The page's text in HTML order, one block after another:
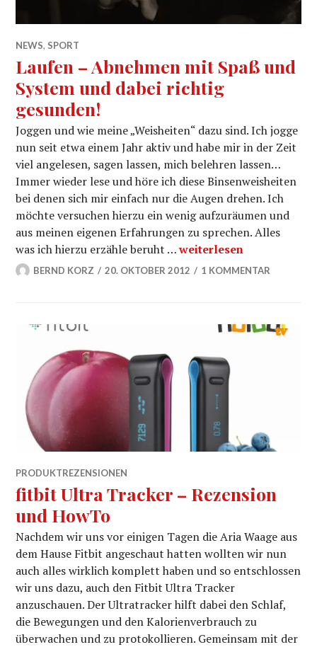
NEWS, SPORT
Laufen – Abnehmen mit Spaß und
System und dabei richtig
gesunden!
Joggen und wie meine „Weisheiten“ dazu sind. Ich jogge
nun seit etwa einem Jahr aktiv und habe mir in der Zeit
viel angelesen, sagen lassen, mich belehren lassen…
Immer wieder lese und höre ich diese Binsenweisheiten
bei denen sich mir einfach nur die Augen drehen. Ich
möchte versuchen hierzu ein wenig aufzuräumen und
aus meinen eigenen Erfahrungen zu sprechen. Alles
was ich hierzu erzähle beruht …Laufen – Abnehmen mit
weiterlesen
BERND KORZ 20. OKTOBER 2012 1 KOMMENTAR
PRODUKTREZENSIONEN
fitbit Ultra Tracker – Rezension
und HowTo
Nachdem wir uns vor einigen Tagen die Aria Waage aus
dem Hause Fitbit angeschaut hatten wollten wir nun
auch alles wirklich komplett haben und so entschlossen
wir uns dazu, auch den Fitbit Ultra Tracker
anzuschauen. Der Ultratracker hilft dabei den Schlaf,
die Bewegungen und den Kalorienverbrauch zu
überwachen und zu protokollieren. Gemeinsam mit der